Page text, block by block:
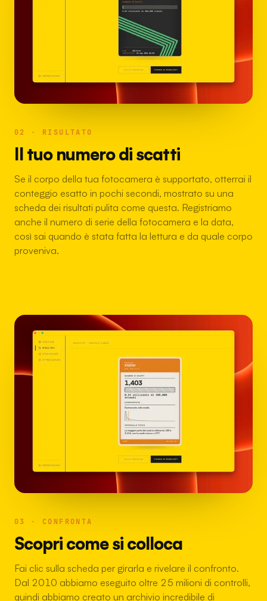
02 · RISULTATO
Il tuo numero di scatti
Se il corpo della tua fotocamera è supportato, otterrai il
conteggio esatto in pochi secondi, mostrato su una
scheda dei risultati pulita come questa. Registriamo
anche il numero di serie della fotocamera e la data,
così sai quando è stata fatta la lettura e da quale corpo
proveniva.
03 · CONFRONTA
Scopri come si colloca
Fai clic sulla scheda per girarla e rivelare il confronto.
Dal 2010 abbiamo eseguito oltre 25 milioni di controlli,
quindi abbiamo creato un archivio incredibile di